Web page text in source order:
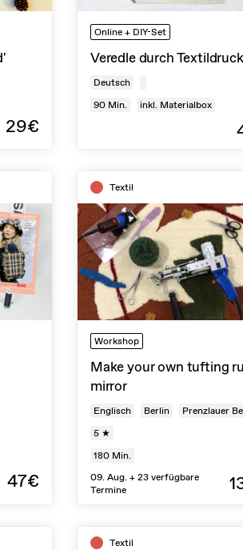
29€
Online + DIY-Set
Veredle durch Textildruck
Deutsch
90 Min. inkl. Materialbox
47€
Textil
Workshop
Make your own tufting
mirror
Englisch Berlin
Prenzlauer
5 ★
180 Min.
09. Aug. + 23 verfügbare
Termine
Textil